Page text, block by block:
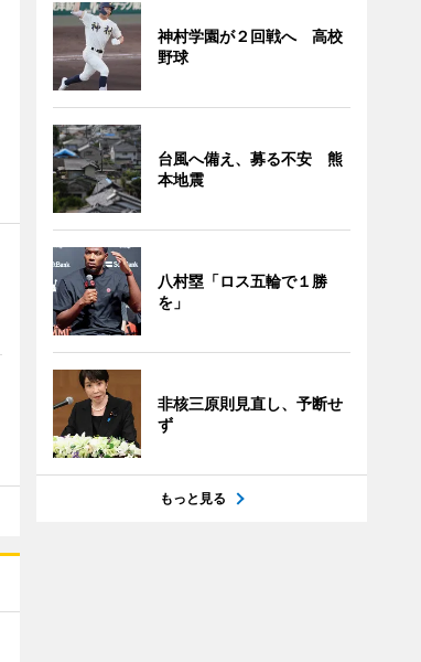
神村学園が２回戦へ 高校
野球
台風へ備え、募る不安 熊
本地震
八村塁「ロス五輪で１勝
を」
非核三原則見直し、予断せ
ず
もっと見る